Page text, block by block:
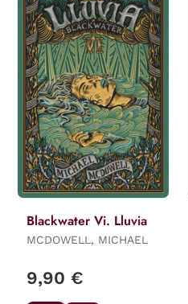
Blackwater Vi. Lluvia
MCDOWELL, MICHAEL
9,90 €